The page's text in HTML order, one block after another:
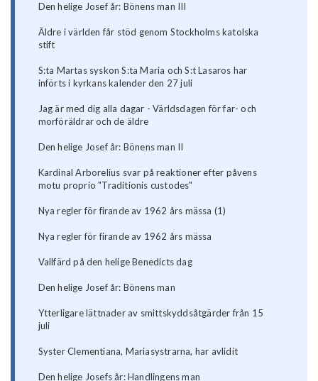
Den helige Josef år: Bönens man III
Äldre i världen får stöd genom Stockholms katolska
stift
S:ta Martas syskon S:ta Maria och S:t Lasaros har
införts i kyrkans kalender den 27 juli
Jag är med dig alla dagar - Världsdagen för far- och
morföräldrar och de äldre
Den helige Josef år: Bönens man II
Kardinal Arborelius svar på reaktioner efter påvens
motu proprio "Traditionis custodes"
Nya regler för firande av 1962 års mässa (1)
Nya regler för firande av 1962 års mässa
Vallfärd på den helige Benedicts dag
Den helige Josef år: Bönens man
Ytterligare lättnader av smittskyddsåtgärder från 15
juli
Syster Clementiana, Mariasystrarna, har avlidit
Den helige Josefs år: Handlingens man